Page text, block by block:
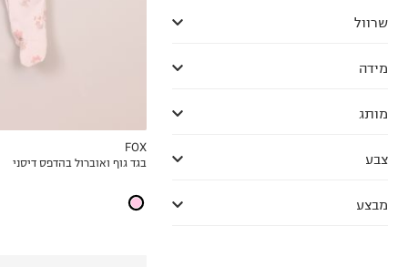
שרוול
מידה
מותג
צבע
מבצע
MY LIST
FOX
בגד גוף ואוברול בהדפס דיסני